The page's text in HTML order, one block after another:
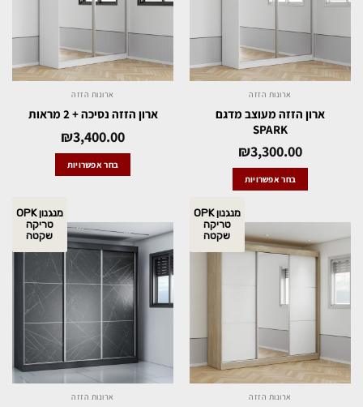
ארונות הזזה
ארון הזזה מעוצב מדגם
SPARK
₪3,300.00
בחר אפשרויות
ארונות הזזה
ארון הזזה נסיכה + 2 מראות
₪3,400.00
בחר אפשרויות
מנגנון OPK
טריקה
שקטה
ארונות הזזה
מנגנון OPK
טריקה
שקטה
ארונות הזזה